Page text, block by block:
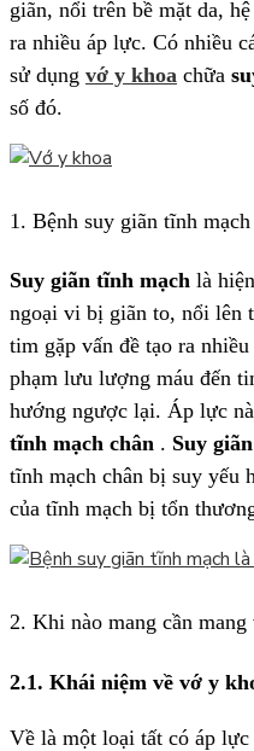
giãn, nổi trên bề mặt da,
ra nhiều áp lực. Có nhiều
sử dụng vớ y khoa chữa
số đó.
1. Bệnh suy giãn tĩnh
Suy giãn tĩnh mạch là
ngoại vi bị giãn to, nổi lên
tim gặp vấn đề tạo ra
phạm lưu lượng máu đến
hướng ngược lại. Áp lực
tĩnh mạch chân . Suy
tĩnh mạch chân bị suy yếu
của tĩnh mạch bị tổn
2. Khi nào mang cần
2.1. Khái niệm về vớ y
Về là một loại tất có áp